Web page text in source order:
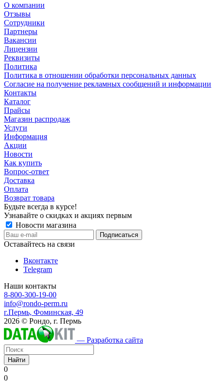
О компании
Отзывы
Сотрудники
Партнеры
Вакансии
Лицензии
Реквизиты
Политика
Политика в отношении обработки персональных данных
Согласие на получение рекламных сообщений и информации
Контакты
Каталог
Прайсы
Магазин распродаж
Услуги
Информация
Акции
Новости
Как купить
Вопрос-ответ
Доставка
Оплата
Возврат товара
Будьте всегда в курсе!
Узнавайте о скидках и акциях первым
Новости магазина
Оставайтесь на связи
Вконтакте
Telegram
Наши контакты
8-800-300-19-00
info@rondo-perm.ru
г.Пермь, Фоминская, 49
2026 © Рондо, г. Пермь
— Разработка сайта
Найти
0
0